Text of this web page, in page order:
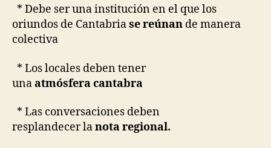
* Debe ser una institución en el que los
oriundos de Cantabriase reúnan de manera
colectiva
* Los locales deben tener
unaatmósfera cantabra
* Las conversaciones deben
resplandecer lanota regional.